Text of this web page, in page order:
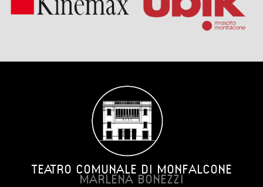
TEATRO COMUNALE DI MONFALCONE
MARLENA BONEZZI